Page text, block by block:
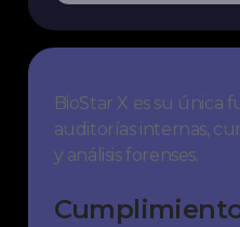
BioStar X es su única
auditorías internas,
y análisis forenses.